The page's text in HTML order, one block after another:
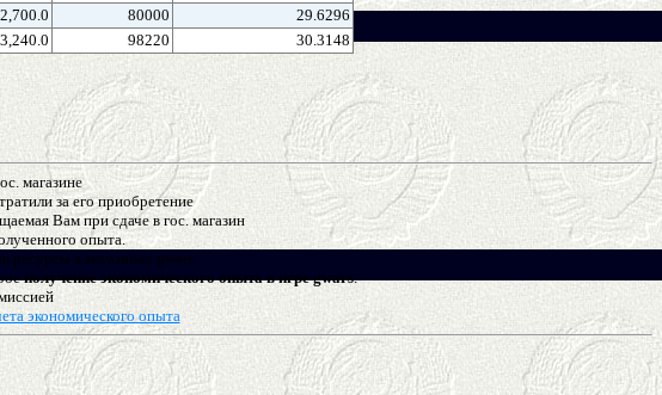
2,700.0 80000
29.6296
3,240.0 98220 30.3148
магазине
за его приобретение
Вам при сдаче в гос. магазин
опыта.
ресурсы в магазинах gwars.
получение экономического опыта в игре gwars.
экономического опыта